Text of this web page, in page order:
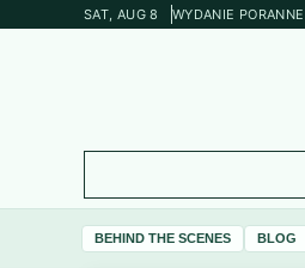
SAT, AUG 8 WYDANIE PORANNE
BEHIND THE SCENES BLOG